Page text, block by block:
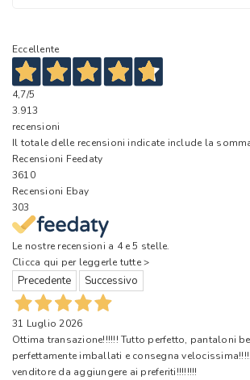
Eccellente
4,7/5
3.913
recensioni
Il totale delle recensioni indicate include la
Recensioni Feedaty
3610
Recensioni Ebay
303
Le nostre recensioni a 4 e 5 stelle.
Clicca qui per leggerle tutte >
Precedente Successivo
31 Luglio 2026
Ottima transazione!!!!!! Tutto perfetto, pantaloni
perfettamente imballati e consegna
venditore da aggiungere ai preferiti!!!!!!!!